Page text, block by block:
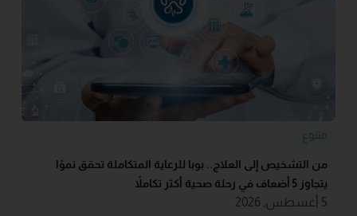
متنوع
من التشخيص إلى العلاج.. بوبا للرعاية المتكاملة تحقق نموًا
يتجاوز 5 أضعاف في رحلة صحية أكثر تكاملاً
5 أغسطس, 2026